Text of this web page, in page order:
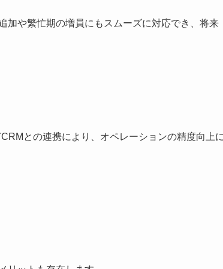
加や繁忙期の増員にもスムーズに対応でき、将来
との連携により、オペレーションの精度向上